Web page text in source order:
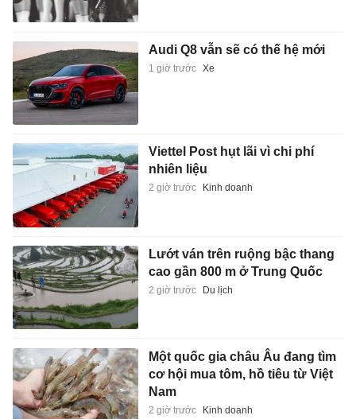
Audi Q8 vẫn sẽ có thế hệ mới
1 giờ trước Xe
Viettel Post hụt lãi vì chi phí
nhiên liệu
2 giờ trước Kinh doanh
Lướt ván trên ruộng bậc thang
cao gần 800 m ở Trung Quốc
2 giờ trước Du lịch
Một quốc gia châu Âu đang tìm
cơ hội mua tôm, hồ tiêu từ Việt
Nam
2 giờ trước Kinh doanh